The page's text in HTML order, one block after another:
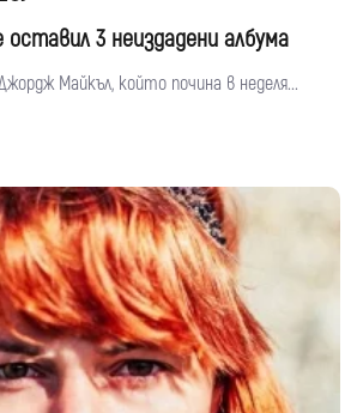
3 неиздадени албума
Майкъл, който почина в неделя...